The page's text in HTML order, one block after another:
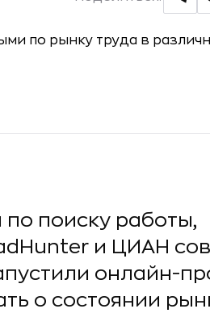
поиску работы,
и ЦИАН
онлайн-
о состоянии